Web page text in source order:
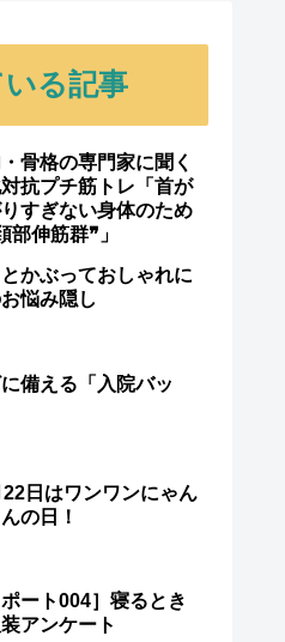
る記事
骨格の専門家に聞く
抗プチ筋トレ「首が
すぎない身体のため
部伸筋群❞」
かぶっておしゃれに
悩み隠し
備える「入院バッ
22日はワンワンにゃん
の日！
ポート004］寝るとき
アンケート